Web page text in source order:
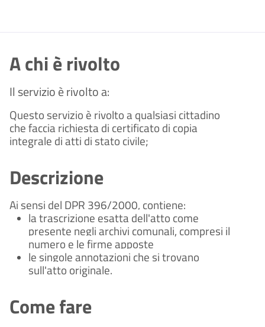
A chi è rivolto
Il servizio è rivolto a:
Questo servizio è rivolto a qualsiasi cittadino
che faccia richiesta di certificato di copia
integrale di atti di stato civile;
Descrizione
Ai sensi del DPR 396/2000, contiene:
la trascrizione esatta dell'atto come
presente negli archivi comunali, compresi il
numero e le firme apposte
le singole annotazioni che si trovano
sull'atto originale.
Come fare